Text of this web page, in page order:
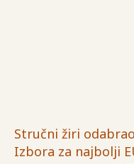
Stručni žiri
Izbora za najbolji